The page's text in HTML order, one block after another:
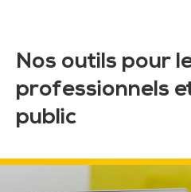
Nos outils pour
professionnels
public